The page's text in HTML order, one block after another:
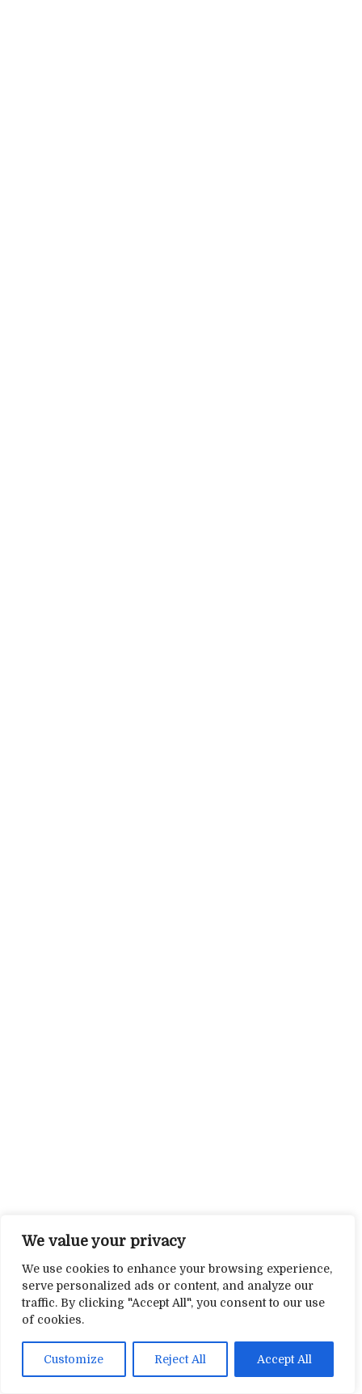
We value your privacy
We use cookies to enhance your browsing experience,
serve personalized ads or content, and analyze our
traffic. By clicking "Accept All", you consent to our use
of cookies.
Customize Reject All Accept All